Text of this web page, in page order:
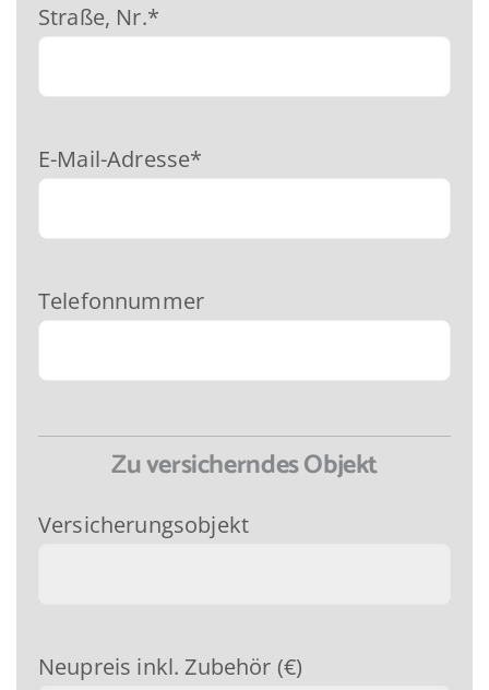
Straße, Nr.*
E-Mail-Adresse*
Telefonnummer
Zu versicherndes Objekt
Versicherungsobjekt
Neupreis inkl. Zubehör (€)